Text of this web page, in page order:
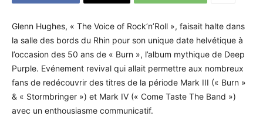
Glenn Hughes, « The Voice of Rock’n’Roll », faisait halte dans
la salle des bords du Rhin pour son unique date helvétique à
l’occasion des 50 ans de « Burn », l’album mythique de Deep
Purple. Evénement revival qui allait permettre aux nombreux
fans de redécouvrir des titres de la période Mark III (« Burn »
& « Stormbringer ») et Mark IV (« Come Taste The Band »)
avec un enthousiasme communicatif.